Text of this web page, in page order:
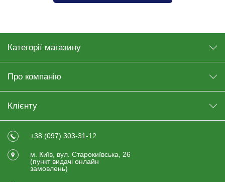
Категорії магазину
Про компанію
Клієнту
+38 (097) 303-31-12
м. Київ, вул. Старокиївська, 26
(пункт видачi онлайн
замовлень)